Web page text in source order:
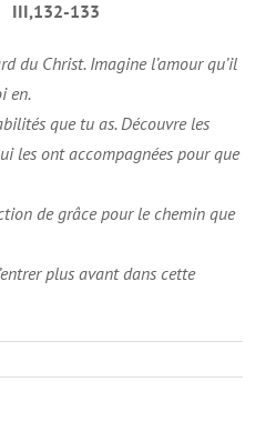
133
du Christ. Imagine l’amour qu’il
en.
que tu as. Découvre les
les ont accompagnées pour que
de grâce pour le chemin que
plus avant dans cette